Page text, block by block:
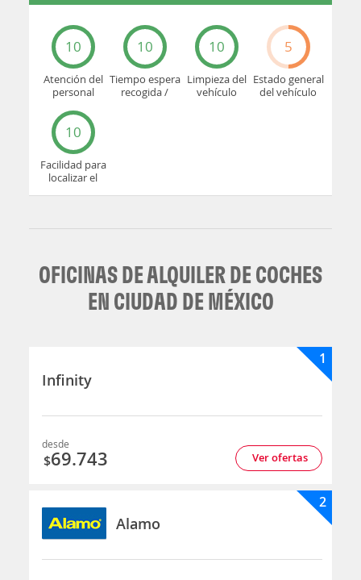
10
Atención del
personal
10
Tiempo espera
recogida /
10
Limpieza del
vehículo
5
Estado general
del vehículo
10
Facilidad para
localizar el
OFICINAS DE ALQUILER DE COCHES
EN CIUDAD DE MÉXICO
Infinity
1
desde
$69.743 Ver ofertas
Alamo
2